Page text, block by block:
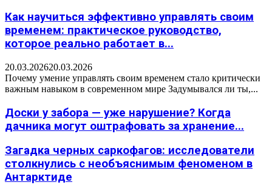
Как научиться эффективно управлять своим
временем: практическое руководство,
которое реально работает в...
20.03.202620.03.2026
Почему умение управлять своим временем стало критически
важным навыком в современном мире Задумывался ли ты,...
Доски у забора — уже нарушение? Когда
дачника могут оштрафовать за хранение...
Загадка черных саркофагов: исследователи
столкнулись с необъяснимым феноменом в
Антарктиде